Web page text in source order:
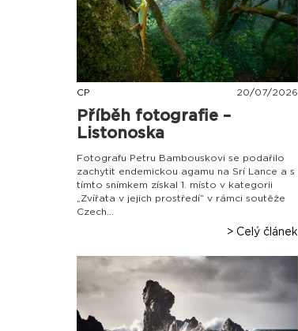
CP 20/07/2026
Příběh fotografie –
Listonoska
Fotografu Petru Bambouskovi se podařilo
zachytit endemickou agamu na Srí Lance a s
tímto snímkem získal 1. místo v kategorii
„Zvířata v jejich prostředí“ v rámci soutěže
Czech...
> Celý článek